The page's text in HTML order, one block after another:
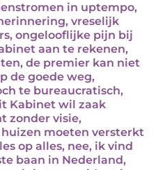
in uptempo,
vreselijk
ongelooflijke pijn bij
aan te rekenen,
de premier kan niet
de goede weg,
te bureaucratisch,
Kabinet wil zaak
zonder visie,
moeten versterkt
op alles, nee, ik vind
baan in Nederland,